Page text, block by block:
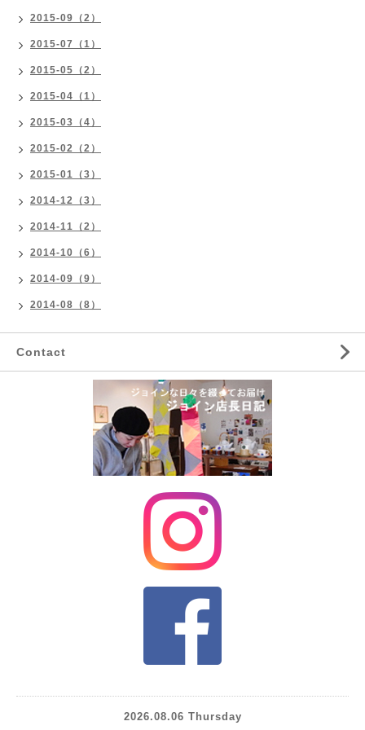
2015-09（2）
2015-07（1）
2015-05（2）
2015-04（1）
2015-03（4）
2015-02（2）
2015-01（3）
2014-12（3）
2014-11（2）
2014-10（6）
2014-09（9）
2014-08（8）
Contact
2026.08.06 Thursday